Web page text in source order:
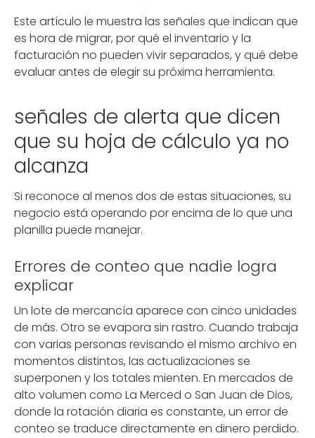
Este artículo le muestra las señales que indican que
es hora de migrar, por qué el inventario y la
facturación no pueden vivir separados, y qué debe
evaluar antes de elegir su próxima herramienta.
señales de alerta que dicen
que su hoja de cálculo ya no
alcanza
Si reconoce al menos dos de estas situaciones, su
negocio está operando por encima de lo que una
planilla puede manejar.
Errores de conteo que nadie logra
explicar
Un lote de mercancía aparece con cinco unidades
de más. Otro se evapora sin rastro. Cuando trabaja
con varias personas revisando el mismo archivo en
momentos distintos, las actualizaciones se
superponen y los totales mienten. En mercados de
alto volumen como La Merced o San Juan de Dios,
donde la rotación diaria es constante, un error de
conteo se traduce directamente en dinero perdido.